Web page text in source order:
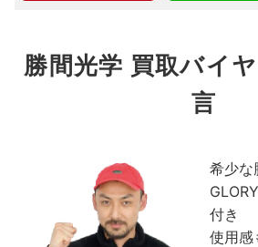
勝間光学 買取バイ
言
希少な
付き
使用感